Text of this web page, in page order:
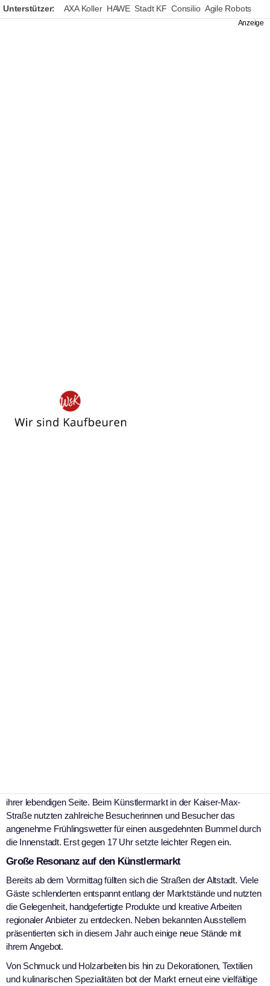
Unterstützer: AXA Koller HAWE Stadt KF Consilio Agile Robots
ihrer lebendigen Seite. Beim Künstlermarkt in der Kaiser-Max-
Straße nutzten zahlreiche Besucherinnen und Besucher das
angenehme Frühlingswetter für einen ausgedehnten Bummel durch
die Innenstadt. Erst gegen 17 Uhr setzte leichter Regen ein.
Große Resonanz auf den Künstlermarkt
Bereits ab dem Vormittag füllten sich die Straßen der Altstadt. Viele
Gäste schlenderten entspannt entlang der Marktstände und nutzten
die Gelegenheit, handgefertigte Produkte und kreative Arbeiten
regionaler Anbieter zu entdecken. Neben bekannten Ausstellern
präsentierten sich in diesem Jahr auch einige neue Stände mit
ihrem Angebot.
Von Schmuck und Holzarbeiten bis hin zu Dekorationen, Textilien
und kulinarischen Spezialitäten bot der Markt erneut eine vielfältige